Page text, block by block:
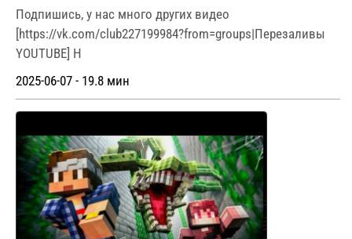
Подпишись, у нас много других видео
[https://vk.com/club227199984?from=groups|Перезаливы
YOUTUBE] Н
2025-06-07 - 19.8 мин